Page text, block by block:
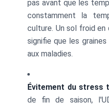
pas avant que les
constamment la
culture. Un sol froid en
signifie que les
aux maladies.
Évitement du stress
de fin de saison,